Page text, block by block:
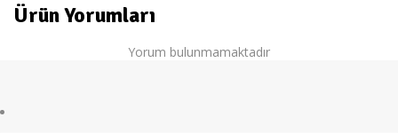
Ürün Yorumları
Yorum bulunmamaktadır